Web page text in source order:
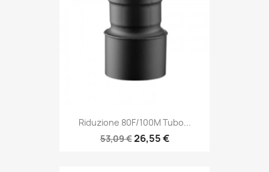
Riduzione 80F/100M Tubo...
53,09 €26,55 €